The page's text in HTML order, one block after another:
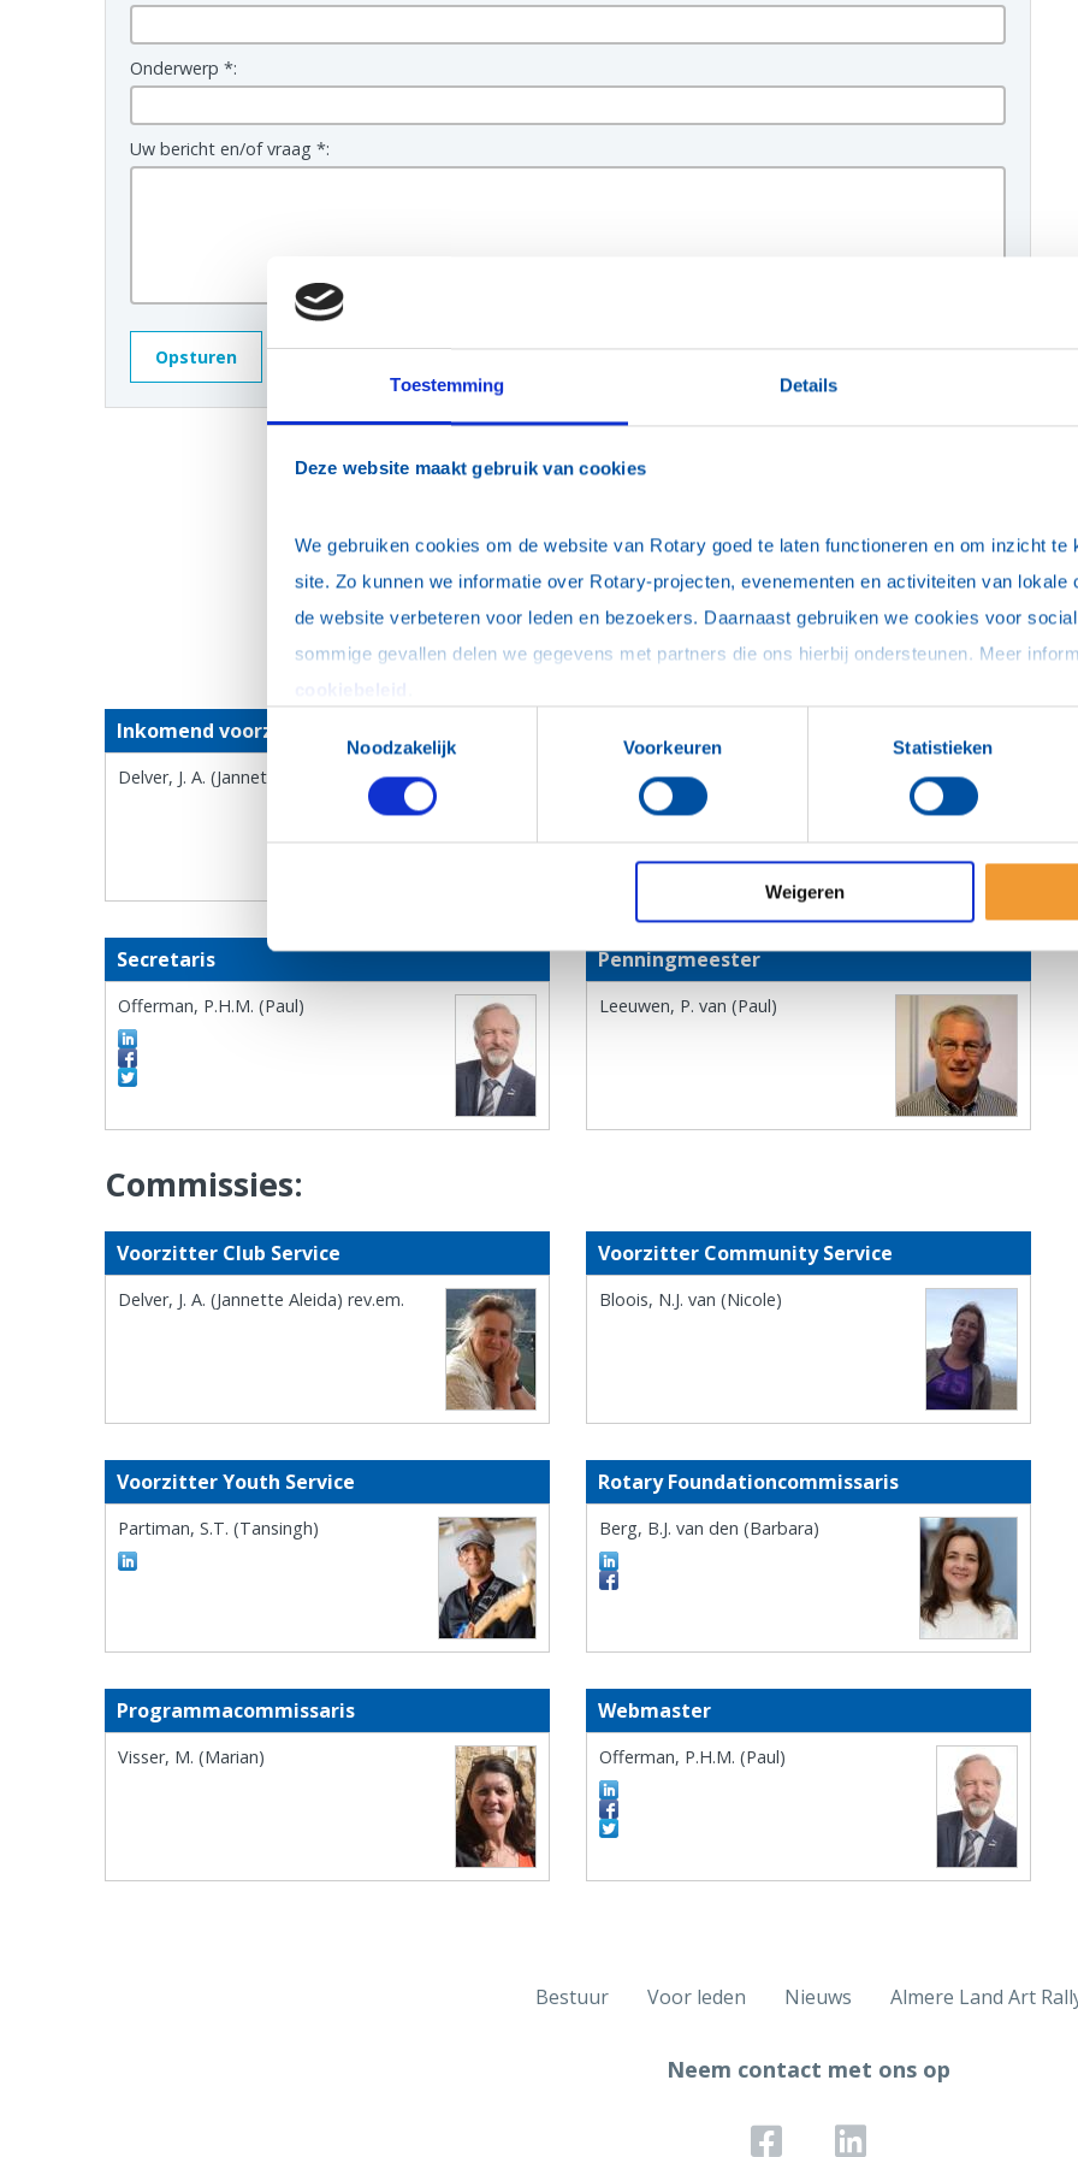
Toestemming Details
Deze website maakt gebruik van cookies
We gebruiken cookies om de website van Rotary goed te laten functioneren en om inzicht te
site. Zo kunnen we informatie over Rotary-projecten, evenementen en activiteiten van lokale
de website verbeteren voor leden en bezoekers. Daarnaast gebruiken we cookies voor
Noodzakelijk
Voorkeuren Statistieken
Weigeren
Onderwerp *:
Uw bericht en/of vraag *:
Berg, B.J. van den (Barbara)
Inkomend voorzitter
Delver, J. A. (Jannette Aleida) rev.em. Bakker, G.C. (Ger)
Secretaris
Offerman, P.H.M. (Paul)
Penningmeester
Leeuwen, P. van (Paul)
Commissies:
Voorzitter Club Service
Delver, J. A. (Jannette Aleida) rev.em.
Voorzitter Community Service
Bloois, N.J. van (Nicole)
Voorzitter Youth Service
Partiman, S.T. (Tansingh)
Rotary Foundationcommissaris
Berg, B.J. van den (Barbara)
Programmacommissaris
Visser, M. (Marian)
Webmaster
Offerman, P.H.M. (Paul)
Bestuur Voor leden Nieuws Almere Land Art
Neem contact met ons op